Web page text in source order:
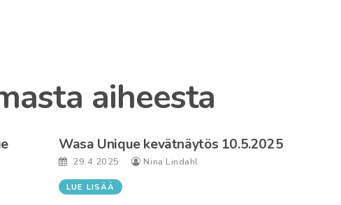
aiheesta
Wasa Unique kevätnäytös 10.5.2025
29.4.2025 Nina Lindahl
LUE LISÄÄ